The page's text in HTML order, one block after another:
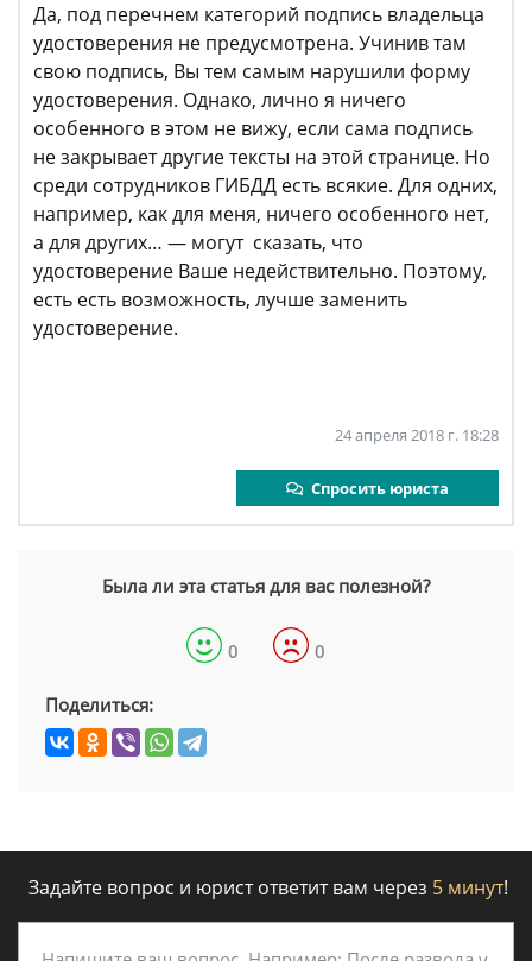
Да, под перечнем категорий подпись владельца
удостоверения не предусмотрена. Учинив там
свою подпись, Вы тем самым нарушили форму
удостоверения. Однако, лично я ничего
особенного в этом не вижу, если сама подпись
не закрывает другие тексты на этой странице. Но
среди сотрудников ГИБДД есть всякие. Для одних,
например, как для меня, ничего особенного нет,
а для других… — могут сказать, что
удостоверение Ваше недействительно. Поэтому,
есть есть возможность, лучше заменить
удостоверение.
24 апреля 2018 г. 18:28
Спросить юриста
Была ли эта статья для вас полезной?
0 0
Поделиться:
Задайте вопрос и юрист ответит вам через 5 минут!